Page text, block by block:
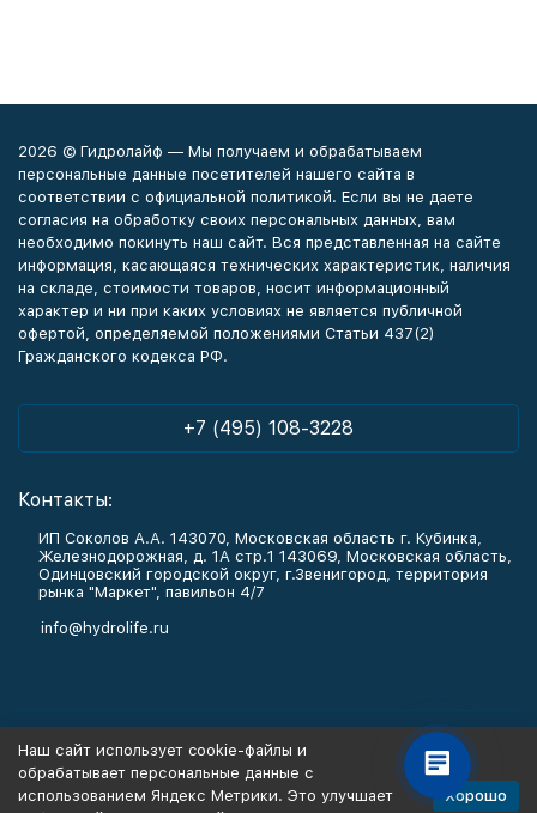
2026 © Гидролайф — Мы получаем и обрабатываем
персональные данные посетителей нашего сайта в
соответствии с официальной политикой. Если вы не даете
согласия на обработку своих персональных данных, вам
необходимо покинуть наш сайт. Вся представленная на сайте
информация, касающаяся технических характеристик, наличия
на складе, стоимости товаров, носит информационный
характер и ни при каких условиях не является публичной
офертой, определяемой положениями Статьи 437(2)
Гражданского кодекса РФ.
+7 (495) 108-3228
Контакты:
ИП Соколов А.А. 143070, Московская область г. Кубинка,
Железнодорожная, д. 1А стр.1 143069, Московская область,
Одинцовский городской округ, г.Звенигород, территория
рынка "Маркет", павильон 4/7
info@hydrolife.ru
Информация
Наш сайт использует cookie-файлы и
обрабатывает персональные данные с
использованием Яндекс Метрики. Это улучшает
Хорошо